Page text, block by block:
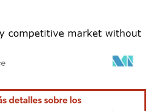
requiere atribución según CC BY 4.0.